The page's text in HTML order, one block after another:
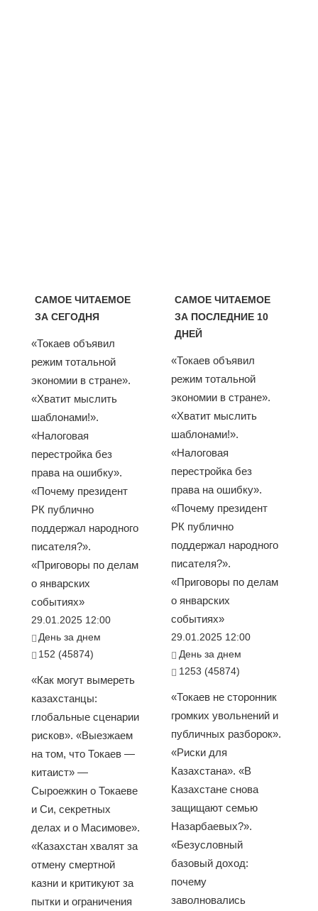
САМОЕ ЧИТАЕМОЕ
ЗА СЕГОДНЯ
«Токаев объявил
режим тотальной
экономии в стране».
«Хватит мыслить
шаблонами!».
«Налоговая
перестройка без
права на ошибку».
«Почему президент
РК публично
поддержал народного
писателя?».
«Приговоры по делам
о январских
событиях»
29.01.2025 12:00
День за днем
152 (45874)
«Как могут вымереть
казахстанцы:
глобальные сценарии
рисков». «Выезжаем
на том, что Токаев —
китаист» —
Сыроежкин о Токаеве
и Си, секретных
делах и о Масимове».
«Казахстан хвалят за
отмену смертной
казни и критикуют за
пытки и ограничения
САМОЕ ЧИТАЕМОЕ
ЗА ПОСЛЕДНИЕ 10
ДНЕЙ
«Токаев объявил
режим тотальной
экономии в стране».
«Хватит мыслить
шаблонами!».
«Налоговая
перестройка без
права на ошибку».
«Почему президент
РК публично
поддержал народного
писателя?».
«Приговоры по делам
о январских
событиях»
29.01.2025 12:00
День за днем
1253 (45874)
«Токаев не сторонник
громких увольнений и
публичных разборок».
«Риски для
Казахстана». «В
Казахстане снова
защищают семью
Назарбаевых?».
«Безусловный
базовый доход:
почему
заволновались